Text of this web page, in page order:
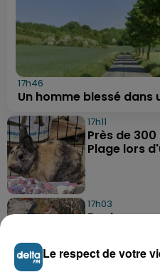
17h46
Un homme blessé
17h11
Près de
Plage lors
17h03
Dunkerque
9 000 km
Le respect de votre